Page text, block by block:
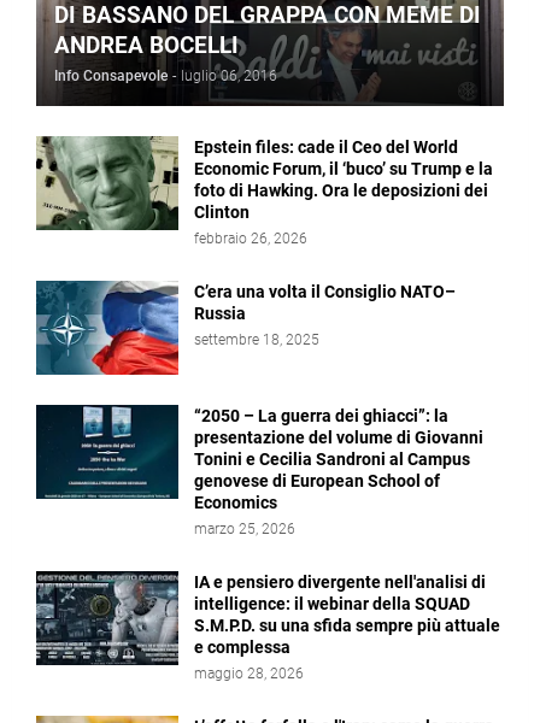
DI BASSANO DEL GRAPPA CON MEME DI
ANDREA BOCELLI
Info Consapevole - luglio 06, 2016
Epstein files: cade il Ceo del World
Economic Forum, il ‘buco’ su Trump e la
foto di Hawking. Ora le deposizioni dei
Clinton
febbraio 26, 2026
C’era una volta il Consiglio NATO–
Russia
settembre 18, 2025
“2050 – La guerra dei ghiacci”: la
presentazione del volume di Giovanni
Tonini e Cecilia Sandroni al Campus
genovese di European School of
Economics
marzo 25, 2026
IA e pensiero divergente nell'analisi di
intelligence: il webinar della SQUAD
S.M.P.D. su una sfida sempre più attuale
e complessa
maggio 28, 2026